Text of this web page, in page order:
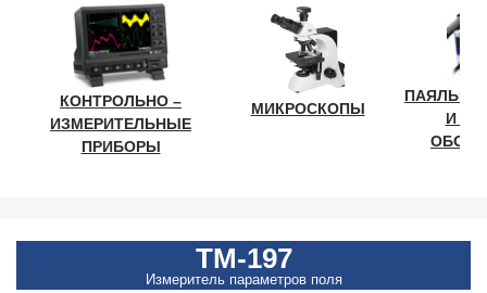
КОНТРОЛЬНО –
ИЗМЕРИТЕЛЬНЫЕ
ПРИБОРЫ
МИКРОСКОПЫ
И
TM-197
Измеритель параметров поля